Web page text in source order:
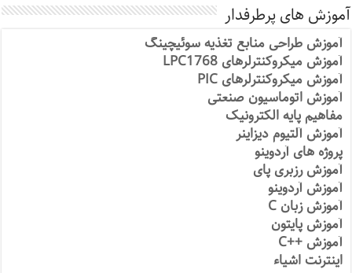
آموزش های پرطرفدار
آموزش طراحی منابع تغذیه سوئیچینگ
آموزش میکروکنترلرهای LPC1768
آموزش میکروکنترلرهای PIC
آموزش اتوماسیون صنعتی
مفاهیم پایه الکترونیک
آموزش آلتیوم دیزاینر
پروژه های آردوینو
آموزش رزبری پای
آموزش آردوینو
آموزش زبان C
آموزش پایتون
آموزش ++C
اینترنت اشیاء